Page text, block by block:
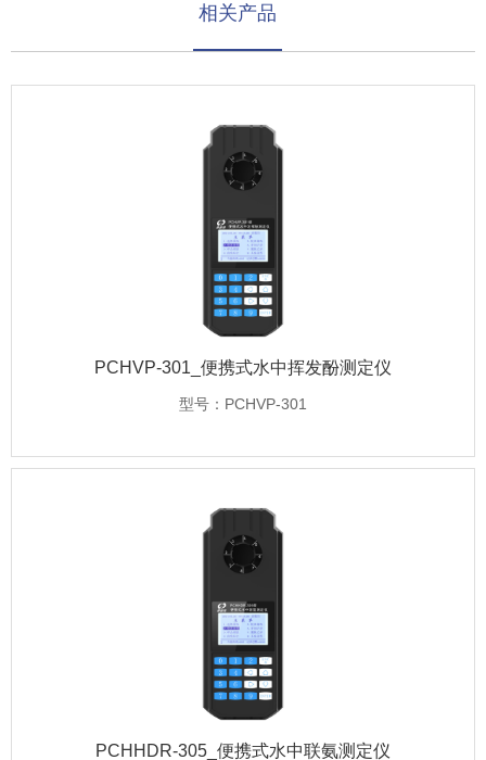
相关产品
PCHVP-301_便携式水中挥发酚测定仪
型号：PCHVP-301
PCHHDR-305_便携式水中联氨测定仪